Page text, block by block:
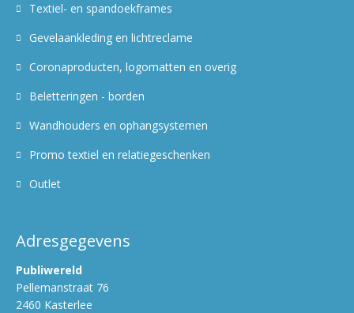
Adresgegevens
Publiwereld
Pellemanstraat 76
2460 Kasterlee
Textiel- en spandoekframes
Gevelaankleding en lichtreclame
Coronaproducten, logomatten en overig
Beletteringen - borden
Wandhouders en ophangsystemen
Promo textiel en relatiegeschenken
Outlet